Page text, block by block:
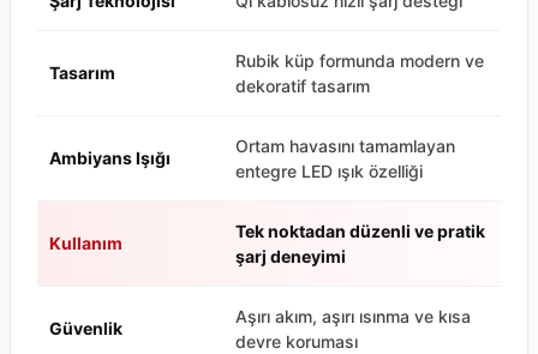
Tasarım
Rubik küp formunda modern ve
dekoratif tasarım
Ambiyans Işığı
Ortam havasını tamamlayan
entegre LED ışık özelliği
Kullanım
Tek noktadan düzenli ve pratik
şarj deneyimi
Güvenlik
Aşırı akım, aşırı ısınma ve kısa
devre koruması